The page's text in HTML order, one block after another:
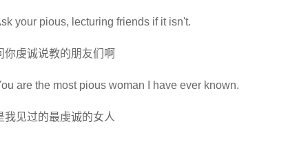
your pious, lecturing friends if it isn't.
你虔诚说教的朋友们啊
are the most pious woman I have ever known.
我见过的最虔诚的女人